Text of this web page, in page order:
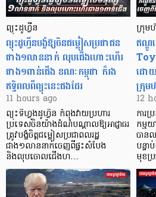
ព្យុះដូហ្វីន
ព្យុះដូហ្វីនបង្ខំឱ្យចិនជម្លៀសប្រជាជន
ជាង១លាននាក់ លុបជើងហោះហើរ
ជាង១ពាន់ជើង ខណៈកម្ពុជា ក៏រង
ឥទ្ធិពលពីព្យុះនេះផងដែរ
11 hours ago
ព្យុះទីហ្វុងដូហ្វីន កំពុងវាយប្រហារ
ប្រទេសចិនយ៉ាងដំណំបណ្តាលឱ្យអាជ្ញាធរ
ត្រូវបង្ខំចិត្តជម្លៀសប្រជាពលរដ្ឋ
ជាង១លាននាក់ចេញពីផ្ទះសំបែង
និងលុបចោលជើងហ…
ក្រុម
ឥណ្
ដោយ
ក្រុម
12
ការ
កម្ម
បាន
បន្ទ
មុខប្